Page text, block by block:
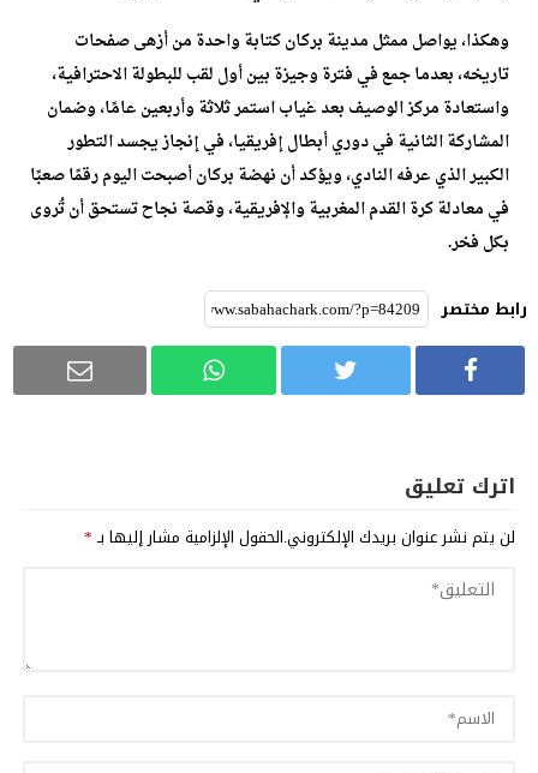
وهكذا، يواصل ممثل مدينة بركان كتابة واحدة من أزهى صفحات
تاريخه، بعدما جمع في فترة وجيزة بين أول لقب للبطولة الاحترافية،
واستعادة مركز الوصيف بعد غياب استمر ثلاثة وأربعين عامًا، وضمان
المشاركة الثانية في دوري أبطال إفريقيا، في إنجاز يجسد التطور
الكبير الذي عرفه النادي، ويؤكد أن نهضة بركان أصبحت اليوم رقمًا صعبًا
في معادلة كرة القدم المغربية والإفريقية، وقصة نجاح تستحق أن تُروى
بكل فخر.
رابط مختصر
اترك تعليق
لن يتم نشر عنوان بريدك الإلكتروني.الحقول الإلزامية مشار إليها بـ*